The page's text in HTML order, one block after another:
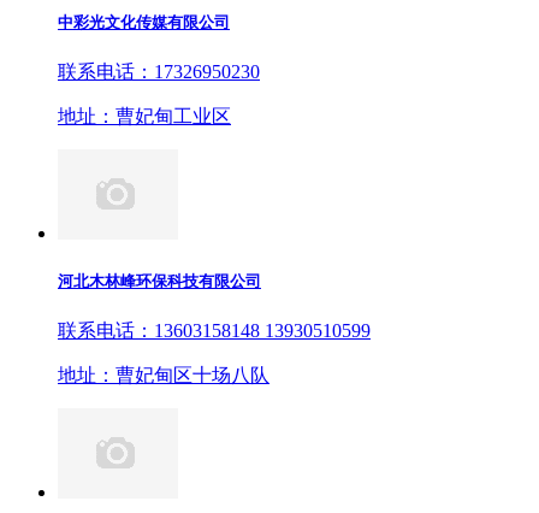
中彩光文化传媒有限公司
联系电话：17326950230
地址：曹妃甸工业区
河北木林峰环保科技有限公司
联系电话：13603158148 13930510599
地址：曹妃甸区十场八队